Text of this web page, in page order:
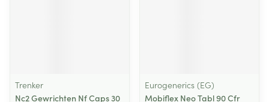
Trenker
Nc2 Gewrichten Nf Caps 30
Eurogenerics (EG)
Mobiflex Neo Tabl 90 Cfr